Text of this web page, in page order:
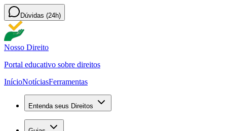
Dúvidas (24h)
Nosso Direito
Portal educativo sobre direitos
InícioNotíciasFerramentas
Entenda seus Direitos